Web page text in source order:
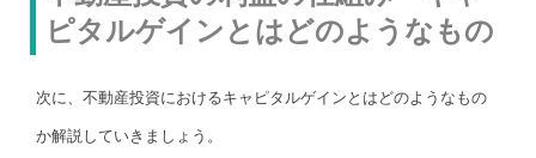
ピタルゲインとはどのようなもの
次に、不動産投資におけるキャピタルゲインとはどのようなもの
か解説していきましょう。